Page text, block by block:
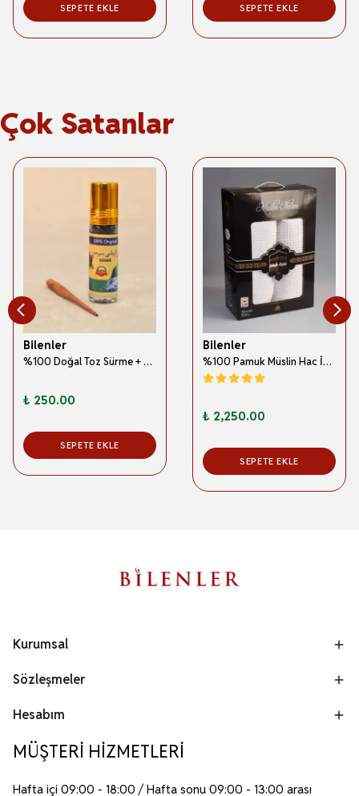
SEPETE EKLE SEPETE EKLE
Çok Satanlar
Bilenler
%100 Doğal Toz Sürme + Ahşap Sürme Çubuğu | Geleneksel ve Orijinal Göz Sürmesi
₺ 250.00
SEPETE EKLE
Bilenler
%100 Pamuk Müslin Hac İhramı – Hafif; Dikişsiz ve Antibakteriyel
₺ 2,250.00
SEPETE EKLE
Kurumsal
Sözleşmeler
Hesabım
MÜŞTERİ HİZMETLERİ
Hafta içi 09:00 - 18:00 / Hafta sonu 09:00 - 13:00 arası